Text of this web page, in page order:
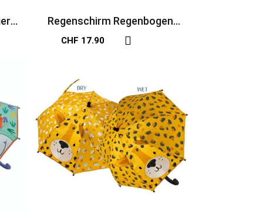
Regenschirm Regenbogen
Einhorn farbwechselnd
CHF 17.90